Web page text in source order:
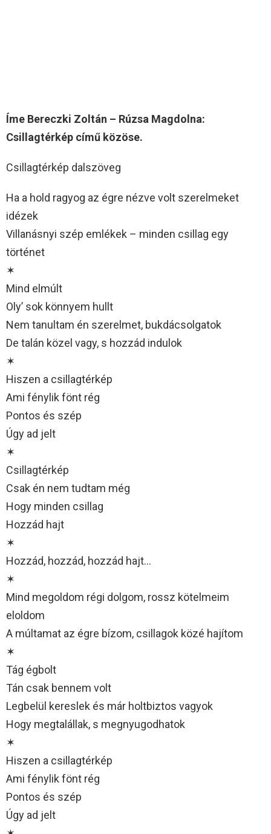
Íme Bereczki Zoltán – Rúzsa Magdolna:
Csillagtérkép című közöse.
Csillagtérkép dalszöveg
Ha a hold ragyog az égre nézve volt szerelmeket
idézek
Villanásnyi szép emlékek – minden csillag egy
történet
✶
Mind elmúlt
Oly’ sok könnyem hullt
Nem tanultam én szerelmet, bukdácsolgatok
De talán közel vagy, s hozzád indulok
✶
Hiszen a csillagtérkép
Ami fénylik fönt rég
Pontos és szép
Úgy ad jelt
✶
Csillagtérkép
Csak én nem tudtam még
Hogy minden csillag
Hozzád hajt
✶
Hozzád, hozzád, hozzád hajt…
✶
Mind megoldom régi dolgom, rossz kötelmeim
eloldom
A múltamat az égre bízom, csillagok közé hajítom
✶
Tág égbolt
Tán csak bennem volt
Legbelül kereslek és már holtbiztos vagyok
Hogy megtalállak, s megnyugodhatok
✶
Hiszen a csillagtérkép
Ami fénylik fönt rég
Pontos és szép
Úgy ad jelt